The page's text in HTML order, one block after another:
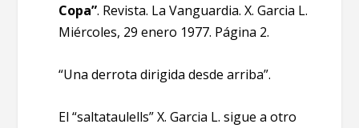
Copa”. Revista. La Vanguardia. X. Garcia L.
Miércoles, 29 enero 1977. Página 2.
“Una derrota dirigida desde arriba”.
El “saltataulells” X. Garcia L. sigue a otro